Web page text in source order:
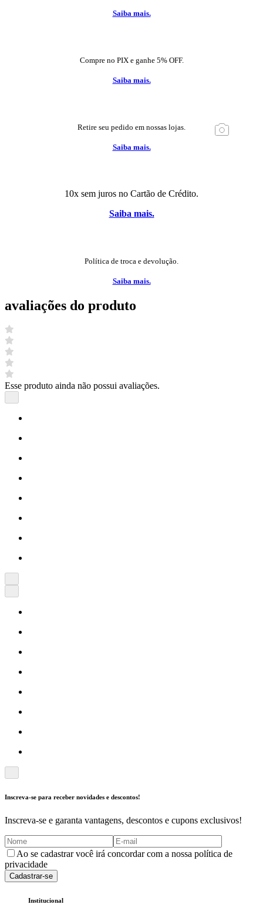
Saiba mais.
Compre no PIX e ganhe 5% OFF.
Saiba mais.
Retire seu pedido em nossas lojas.
Saiba mais.
10x sem juros no Cartão de Crédito.
Saiba mais.
Política de troca e devolução.
Saiba mais.
avaliações do produto
Esse produto ainda não possui avaliações.
Inscreva-se para receber novidades e descontos!
Inscreva-se e garanta vantagens, descontos e cupons exclusivos!
Ao se cadastrar você irá concordar com a nossa política de
privacidade
Cadastrar-se
Institucional